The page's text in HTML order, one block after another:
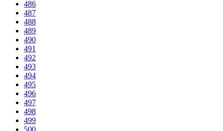
486
487
488
489
490
491
492
493
494
495
496
497
498
499